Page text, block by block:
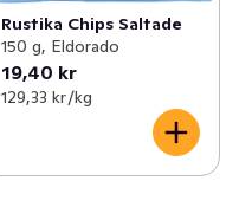
Rustika Chips Saltade
150 g, Eldorado
19,40 kr
129,33 kr /kg